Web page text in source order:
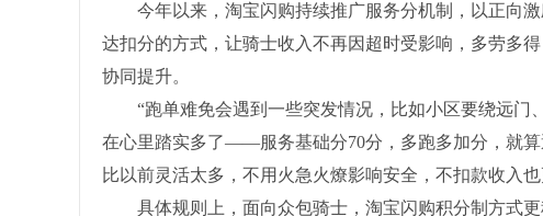
今年以来，淘宝闪购持续推广服务分机制，以正向激
达扣分的方式，让骑士收入不再因超时受影响，多劳多
协同提升。
“跑单难免会遇到一些突发情况，比如小区要绕远门
在心里踏实多了——服务基础分70分，多跑多加分，就算
比以前灵活太多，不用火急火燎影响安全，不扣款收入也
具体规则上，面向众包骑士，淘宝闪购积分制方式更